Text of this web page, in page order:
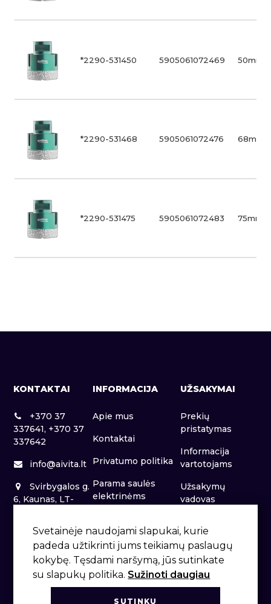
*2290-531450 5905061072469 50mm
*2290-531468 5905061072476 68mm
*2290-531475 5905061072483 75mm
KONTAKTAI
+370 37
337641, +370 37
337642
info@aivita.lt
Svirbygalos g.
6, Kaunas, LT-
INFORMACIJA
Apie mus
Kontaktai
Privatumo politika
Parama saulės
elektrinėms
UŽSAKYMAI
Prekių
pristatymas
Informacija
vartotojams
Užsakymų
vadovas
Svetainėje naudojami slapukai, kurie
padeda užtikrinti jums teikiamų paslaugų
kokybę. Tęsdami naršymą, jūs sutinkate
su slapukų politika. Sužinoti daugiau
SUTINKU